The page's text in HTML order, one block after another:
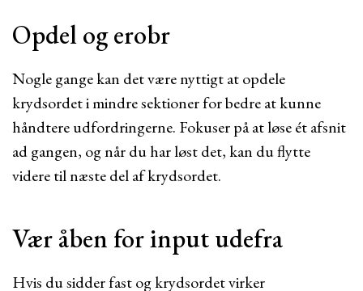
Opdel og erobr
Nogle gange kan det være nyttigt at opdele
krydsordet i mindre sektioner for bedre at kunne
håndtere udfordringerne. Fokuser på at løse ét afsnit
ad gangen, og når du har løst det, kan du flytte
videre til næste del af krydsordet.
Vær åben for input udefra
Hvis du sidder fast og krydsordet virker